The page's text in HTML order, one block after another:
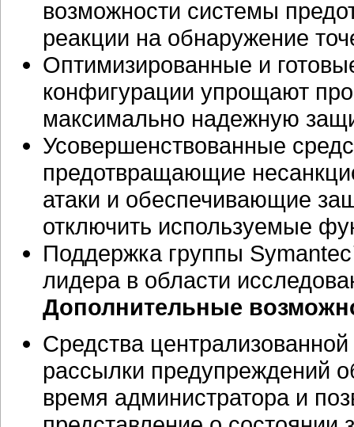
возможности системы
реакции на обнаружение
Оптимизированные и
конфигурации упрощают
максимально надежную
Усовершенствованные
предотвращающие
атаки и обеспечивающие
отключить используемые
Поддержка группы
лидера в области
Дополнительные
Средства
рассылки предупреждений
время администратора и